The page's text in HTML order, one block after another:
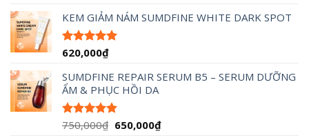
là:
tại
KEM GIẢM NÁM SUMDFINE WHITE DARK SPOT
Được xếp
5 sao
620,000₫
SUMDFINE REPAIR SERUM B5 – SERUM DƯỠNG
ẨM & PHỤC HỒI DA
Được xếp
750,000₫ Giá
650,000₫Giá